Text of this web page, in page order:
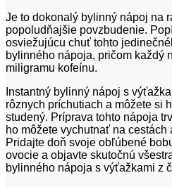
Je to dokonalý bylinný nápoj na
popoludňajšie povzbudenie.
osviežujúcu chuť tohto
bylinného nápoja, pričom každý
miligramu kofeínu.
Instantný bylinný nápoj s
rôznych príchutiach a môžete si
studený. Príprava tohto nápoja
ho môžete vychutnať na
Pridajte doň svoje obľúbené
ovocie a objavte skutočnú
bylinného nápoja s výťažkami z